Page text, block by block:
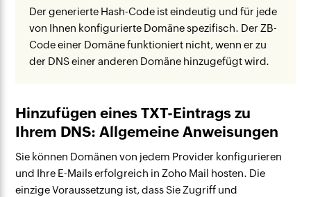
Der generierte Hash-Code ist eindeutig und für jede
von Ihnen konfigurierte Domäne spezifisch. Der ZB-
Code einer Domäne funktioniert nicht, wenn er zu
der DNS einer anderen Domäne hinzugefügt wird.
Hinzufügen eines TXT-Eintrags zu
Ihrem DNS: Allgemeine Anweisungen
Sie können Domänen von jedem Provider konfigurieren
und Ihre E-Mails erfolgreich in Zoho Mail hosten. Die
einzige Voraussetzung ist, dass Sie Zugriff und